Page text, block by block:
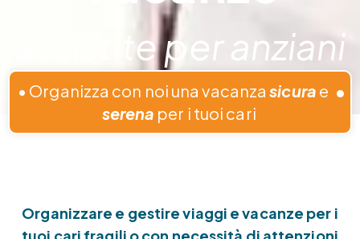
assistite per anziani
• Organizza con noi una vacanzasicura e
serena per i tuoi cari
•
Organizzare e gestire viaggi e vacanze per i